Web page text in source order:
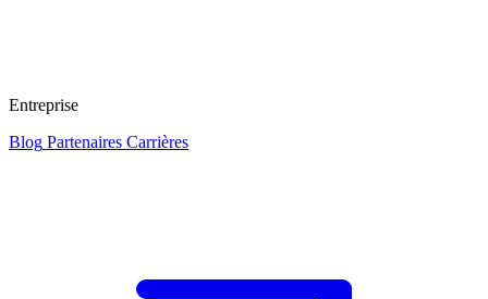
Entreprise
Blog Partenaires Carrières